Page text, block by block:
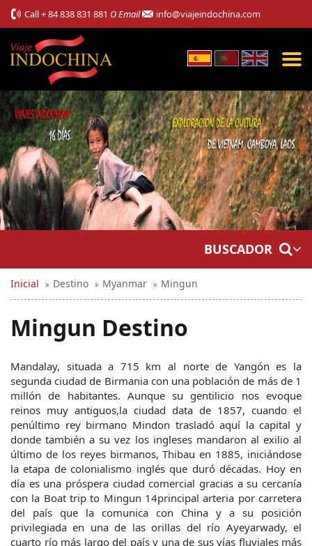
Call+ 84 838 831 881 O Email info@viajeindochina.com
BUSCADOR
Inicial Destino Myanmar Mingun
Mingun Destino
Mandalay, situada a 715 km al norte de Yangón es la
segunda ciudad de Birmania con una población de más de 1
millón de habitantes. Aunque su gentilicio nos evoque
reinos muy antiguos,la ciudad data de 1857, cuando el
penúltimo rey birmano Mindon trasladó aquí la capital y
donde también a su vez los ingleses mandaron al exilio al
último de los reyes birmanos, Thibau en 1885, iniciándose
la etapa de colonialismo inglés que duró décadas. Hoy en
día es una próspera ciudad comercial gracias a su cercanía
con la Boat trip to Mingun 14principal arteria por carretera
del país que la comunica con China y a su posición
privilegiada en una de las orillas del río Ayeyarwady, el
cuarto río más largo del país y una de sus vías fluviales más